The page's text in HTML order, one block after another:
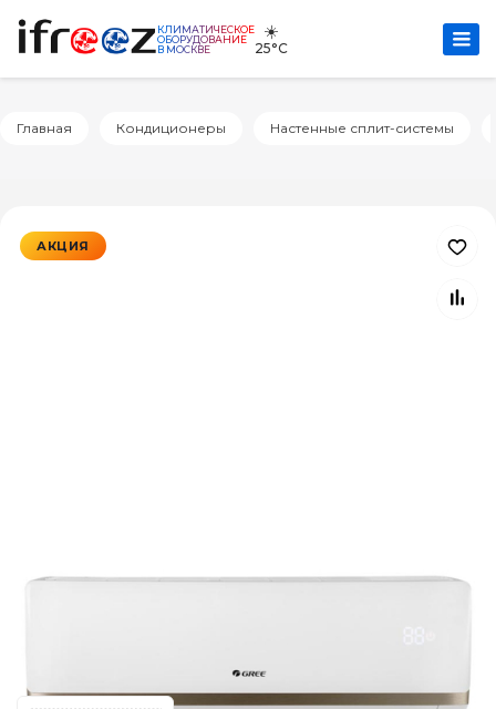
КЛИМАТИЧЕСКОЕ
ОБОРУДОВАНИЕ
В МОСКВЕ
☀️
25°C
Главная Кондиционеры Настенные сплит-системы
АКЦИЯ